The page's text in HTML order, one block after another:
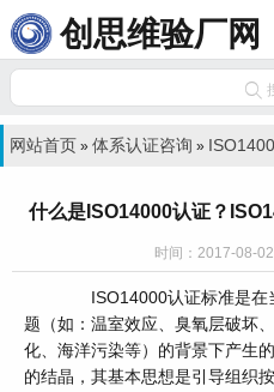
创思维验厂网

网站首页 » 体系认证咨询 »
什么是ISO14000认证？
时间：2017-
ISO14000认证标准是在
题（如：温室效应、臭氧层破坏
化、海洋污染等）的背景下产生
的结晶，其基本思想是引导组织